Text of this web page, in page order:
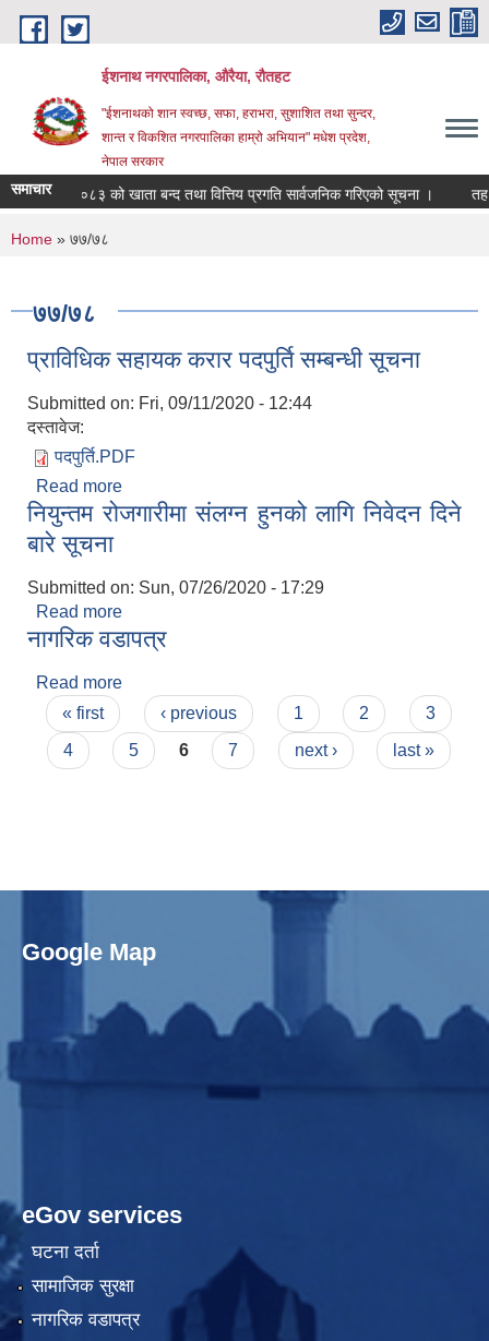
Skip to main content
ईशनाथ नगरपालिका, औरैया, रौतहट
"ईशनाथको शान स्वच्छ, सफा, हराभरा, सुशाशित तथा सुन्दर,
शान्त र विकशित नगरपालिका हाम्रो अभियान" मधेश प्रदेश,
नेपाल सरकार
समाचार
आ.व. ०८२/०८३ को खाता बन्द तथा वित्तिय प्रगति सार्वजनिक गरिएको सूचना । तह
You are here
Home » ७७/७८
७७/७८
प्राविधिक सहायक करार पदपुर्ति सम्बन्धी सूचना
Submitted on: Fri, 09/11/2020 - 12:44
दस्तावेज:
पदपुर्ति.PDF
Read more
नियुन्तम रोजगारीमा संलग्न हुनको लागि निवेदन दिने
बारे सूचना
Submitted on: Sun, 07/26/2020 - 17:29
Read more
बारे सूचना
नागरिक वडापत्र
Read more
Pages
« first ‹ previous 1 2
3
4
5 6 7 next › last »
Google Map
eGov services
घटना दर्ता
सामाजिक सुरक्षा
नागरिक वडापत्र